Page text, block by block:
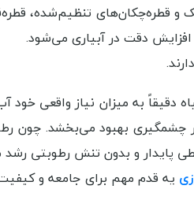
و قطره‌چکان‌های تنظیم‌شده،
دقت در آبیاری می‌شود.
به میزان نیاز واقعی خود
چشمگیری بهبود می‌بخشد. چون
پایدار و بدون تنش رطوبتی رشد
یه قدم مهم برای جامعه و